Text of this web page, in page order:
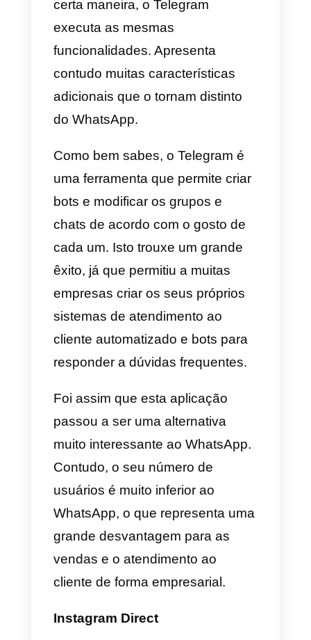
plataforma de publicidade que
pode impulsionar incrivelmente
nossos leads e as conversas
nesta plataforma.
fornecidas pelo Facebook em
termos de marketing e a sua
integração de campanhas com o
WhatsApp tornam esta
muito especial para desenvolver
o teu processo de venda ou
atendimento ao cliente. Poderás
também impulsionar o teu
WhatsApp ao utilizar o
Contudo, terás que gerir as
plataformas a partir de duas
contas distintas com um único
agente de atendimento, pelo que
esta alternativa apresenta
algumas desvantagens.